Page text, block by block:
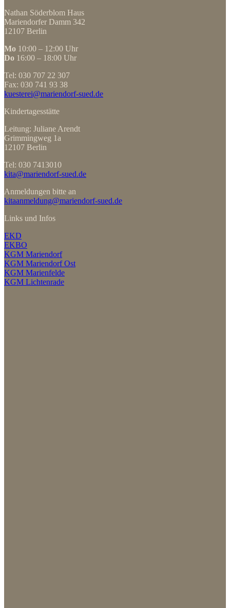
Nathan Söderblom Haus
Mariendorfer Damm 342
12107 Berlin
Mo 10:00 – 12:00 Uhr
Do 16:00 – 18:00 Uhr
Tel: 030 707 22 307
Fax: 030 741 93 38
kuesterei@mariendorf-sued.de
Kindertagesstätte
Leitung: Juliane Arendt
Grimmingweg 1a
12107 Berlin
Tel: 030 7413010
kita@mariendorf-sued.de
Anmeldungen bitte an
kitaanmeldung@mariendorf-sued.de
Links und Infos
EKD
EKBO
KGM Mariendorf
KGM Mariendorf Ost
KGM Marienfelde
KGM Lichtenrade